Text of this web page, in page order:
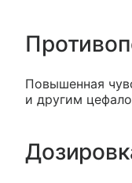
Повышенная
и другим